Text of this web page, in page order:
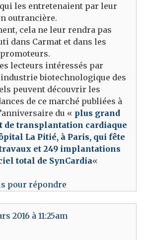
les entretenaient par leur
outrancière.
cela ne leur rendra pas
dans Carmat et dans les
lecteurs intéressés par
biotechnologique des
peuvent découvrir les
de ce marché publiées à
du « plus grand
de transplantation cardiaque
La Pitié, à Paris, qui fête
et 249 implantations
total de SynCardia«
pour répondre
2016 à 11:25am